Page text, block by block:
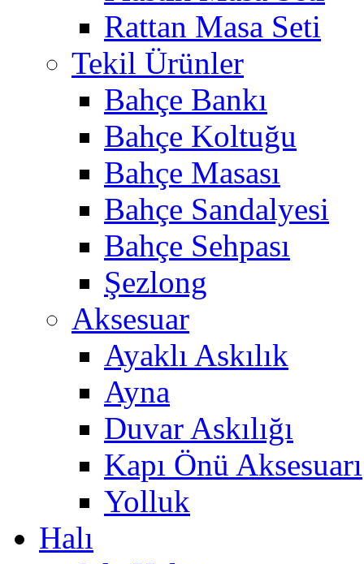
Rattan Masa Seti
Tekil Ürünler
Bahçe Bankı
Bahçe Koltuğu
Bahçe Masası
Bahçe Sandalyesi
Bahçe Sehpası
Şezlong
Aksesuar
Ayaklı Askılık
Ayna
Duvar Askılığı
Kapı Önü Aksesuarı
Yolluk
Halı